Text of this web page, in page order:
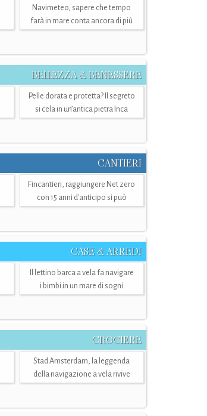
Navimeteo, sapere che tempo
farà in mare conta ancora di più
BELLEZZA & BENESSERE
Pelle dorata e protetta? Il segreto
si cela in un’antica pietra Inca
CANTIERI
Fincantieri, raggiungere Net zero
con 15 anni d'anticipo si può
CASE & ARREDI
Il lettino barca a vela fa navigare
i bimbi in un mare di sogni
CROCIERE
Stad Amsterdam, la leggenda
della navigazione a vela rivive